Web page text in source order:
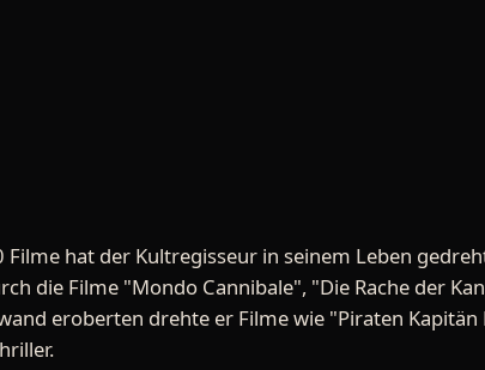
Filme hat der Kultregisseur in seinem Leben
die Filme "Mondo Cannibale", "Die Rache der
eroberten drehte er Filme wie "Piraten